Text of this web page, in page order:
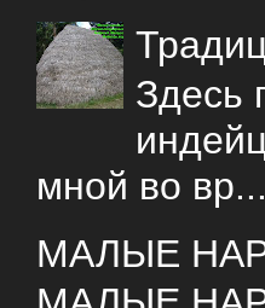
Здесь
мной во вр...
МАЛЫЕ